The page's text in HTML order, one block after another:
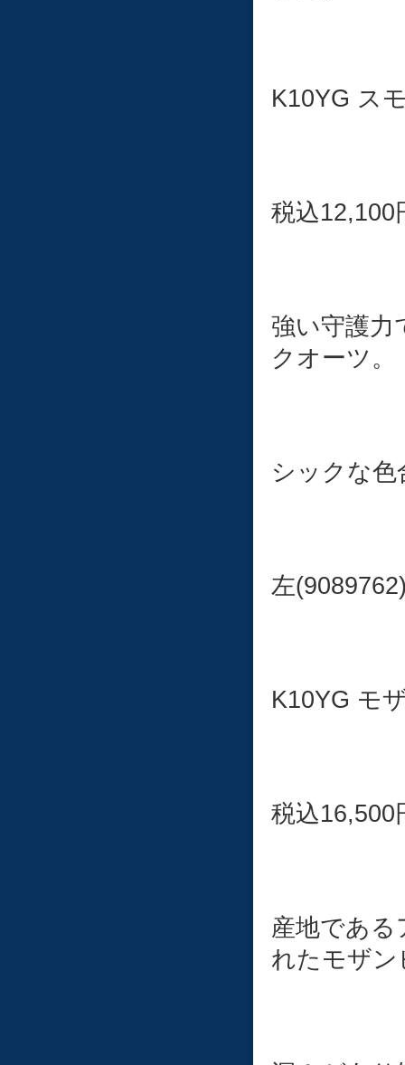
K10YG ス
税込12,100
強い守護力
クオーツ。
シックな
左
K10YG モ
税込16,500
産地であ
れたモザ